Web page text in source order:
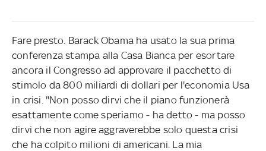
Fare presto. Barack Obama ha usato la sua prima
conferenza stampa alla Casa Bianca per esortare
ancora il Congresso ad approvare il pacchetto di
stimolo da 800 miliardi di dollari per l'economia Usa
in crisi. "Non posso dirvi che il piano funzionerà
esattamente come speriamo - ha detto - ma posso
dirvi che non agire aggraverebbe solo questa crisi
che ha colpito milioni di americani. La mia